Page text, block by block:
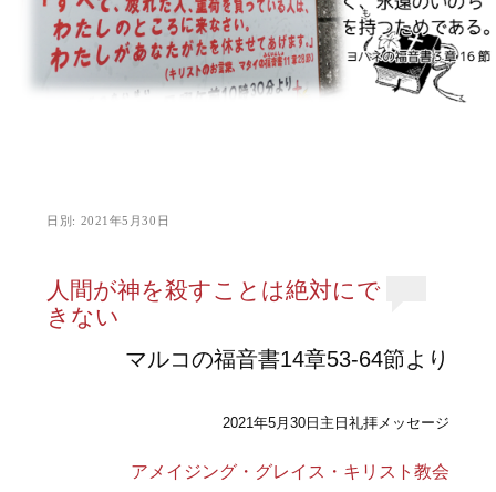
日別: 2021年5月30日
人間が神を殺すことは絶対にで
きない
マルコの福音書14章53-64節より
2021年5月30日主日礼拝メッセージ
アメイジング・グレイス・キリスト教会